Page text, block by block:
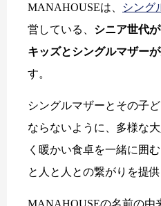
MANAHOUSEは、 シング
営している、 シニア世代
キッズとシングルマザー
す。
シングルマザーとその子
ならないように、多様な
く暖かい食卓を一緒に囲
と人と人との繋がりを提供
MANAHOUSEの名前の由